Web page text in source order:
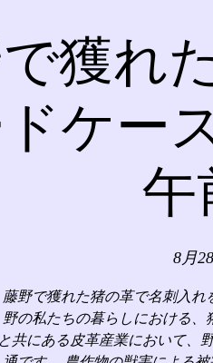
獲れ
ケー
午
8月
藤野で獲れた猪の革で名刺入
野の私たちの暮らしにおける
と共にある皮革産業において、